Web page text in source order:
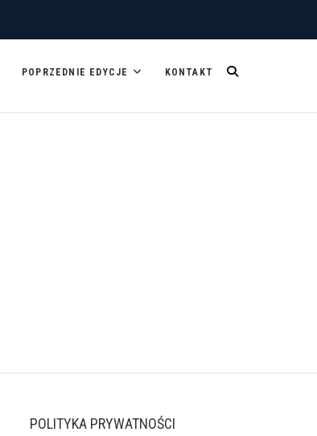
POPRZEDNIE EDYCJE KONTAKT
POLITYKA PRYWATNOŚCI